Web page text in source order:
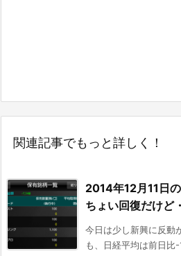
関連記事でもっと詳しく！
2014年12月11日
ちょい回復だけど
今日は少し新興に反動
も、日経平均は前日比